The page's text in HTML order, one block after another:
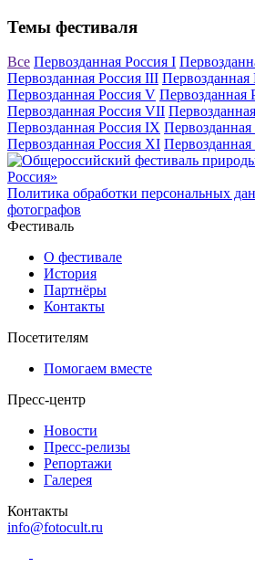
Темы фестиваля
Все Первозданная Россия I
Первозданная Россия III Первозданная
Первозданная Россия V Первозданная
Первозданная Россия VII
Первозданная Россия IX
Первозданная Россия XI
Политика обработки персональных
фотографов
Фестиваль
О фестивале
История
Партнёры
Контакты
Посетителям
Помогаем вместе
Пресс-центр
Новости
Пресс-релизы
Репортажи
Галерея
Контакты
info@fotocult.ru